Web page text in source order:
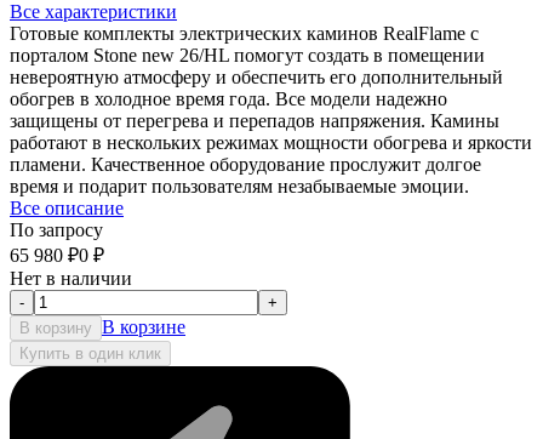
Все характеристики
Готовые комплекты электрических каминов RealFlame с
порталом Stone new 26/HL помогут создать в помещении
невероятную атмосферу и обеспечить его дополнительный
обогрев в холодное время года. Все модели надежно
защищены от перегрева и перепадов напряжения. Камины
работают в нескольких режимах мощности обогрева и яркости
пламени. Качественное оборудование прослужит долгое
время и подарит пользователям незабываемые эмоции.
Все описание
По запросу
65 980 ₽0 ₽
Нет в наличии
-
+
В корзину В корзине
Купить в один клик